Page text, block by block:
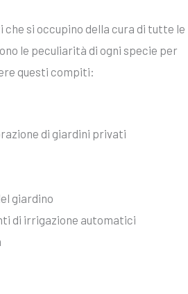
si occupino della cura di tutte le
le peculiarità di ogni specie per
questi compiti:
di giardini privati
giardino
di irrigazione automatici